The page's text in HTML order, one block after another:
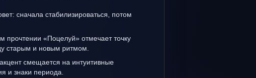
сначала стабилизироваться, потом
прочтении «Поцелуй» отмечает точку
старым и новым ритмом.
смещается на интуитивные
и знаки периода.